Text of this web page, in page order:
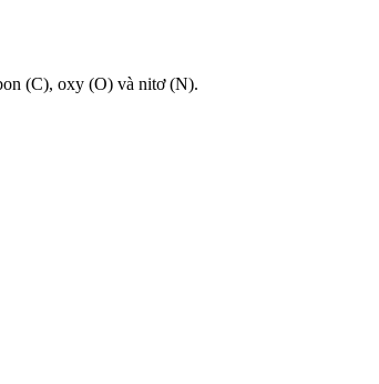
(C), oxy (O) và nitơ (N).